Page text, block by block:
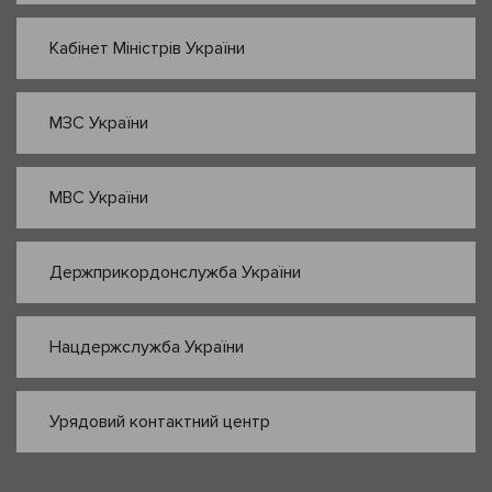
Кабінет Міністрів України
МЗС України
МВС України
Держприкордонслужба України
Нацдержслужба України
Урядовий контактний центр